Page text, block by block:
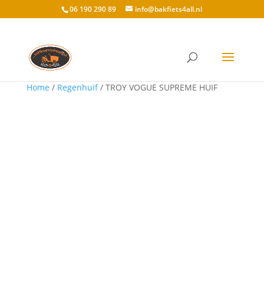
06 190 290 89 info@bakfiets4all.nl
Home / Regenhuif/ TROY VOGUE SUPREME HUIF